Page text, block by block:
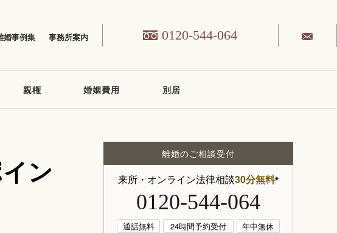
婚事例集 事務所案内 0120-544-064
親権 婚姻費用 別居
ン
離婚のご相談受付
来所・オンライン法律相談30分無料※
0120-544-064
通話無料 24時間予約受付
年中無休